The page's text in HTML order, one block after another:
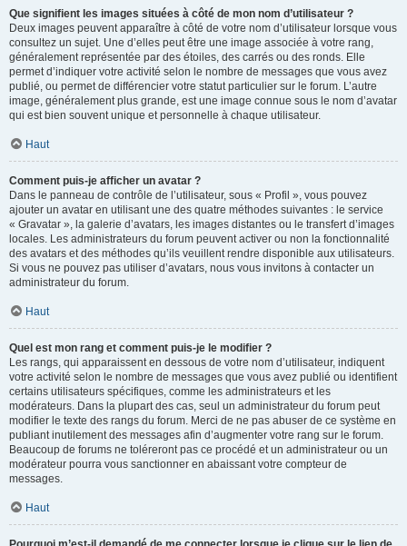
Que signifient les images situées à côté de mon nom d’utilisateur ?
Deux images peuvent apparaître à côté de votre nom d’utilisateur lorsque vous
consultez un sujet. Une d’elles peut être une image associée à votre rang,
généralement représentée par des étoiles, des carrés ou des ronds. Elle
permet d’indiquer votre activité selon le nombre de messages que vous avez
publié, ou permet de différencier votre statut particulier sur le forum. L’autre
image, généralement plus grande, est une image connue sous le nom d’avatar
qui est bien souvent unique et personnelle à chaque utilisateur.
Haut
Comment puis-je afficher un avatar ?
Dans le panneau de contrôle de l’utilisateur, sous « Profil », vous pouvez
ajouter un avatar en utilisant une des quatre méthodes suivantes : le service
« Gravatar », la galerie d’avatars, les images distantes ou le transfert d’images
locales. Les administrateurs du forum peuvent activer ou non la fonctionnalité
des avatars et des méthodes qu’ils veuillent rendre disponible aux utilisateurs.
Si vous ne pouvez pas utiliser d’avatars, nous vous invitons à contacter un
administrateur du forum.
Haut
Quel est mon rang et comment puis-je le modifier ?
Les rangs, qui apparaissent en dessous de votre nom d’utilisateur, indiquent
votre activité selon le nombre de messages que vous avez publié ou identifient
certains utilisateurs spécifiques, comme les administrateurs et les
modérateurs. Dans la plupart des cas, seul un administrateur du forum peut
modifier le texte des rangs du forum. Merci de ne pas abuser de ce système en
publiant inutilement des messages afin d’augmenter votre rang sur le forum.
Beaucoup de forums ne toléreront pas ce procédé et un administrateur ou un
modérateur pourra vous sanctionner en abaissant votre compteur de
messages.
Haut